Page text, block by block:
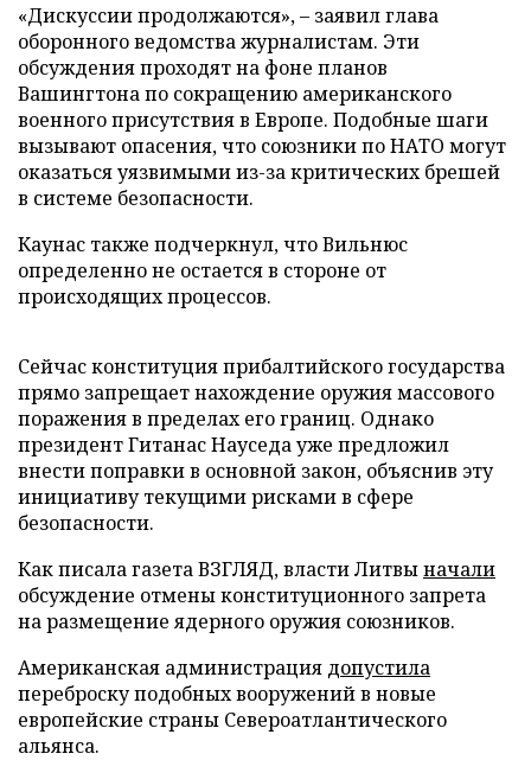
«Дискуссии продолжаются», – заявил глава
оборонного ведомства журналистам. Эти
обсуждения проходят на фоне планов
Вашингтона по сокращению американского
военного присутствия в Европе. Подобные шаги
вызывают опасения, что союзники по НАТО могут
оказаться уязвимыми из-за критических брешей
в системе безопасности.
Каунас также подчеркнул, что Вильнюс
определенно не остается в стороне от
происходящих процессов.
Сейчас конституция прибалтийского государства
прямо запрещает нахождение оружия массового
поражения в пределах его границ. Однако
президент Гитанас Науседа уже предложил
внести поправки в основной закон, объяснив эту
инициативу текущими рисками в сфере
безопасности.
Как писала газета ВЗГЛЯД, власти Литвыначали
обсуждение отмены конституционного запрета
на размещение ядерного оружия союзников.
Американская администрация допустила
переброску подобных вооружений в новые
европейские страны Североатлантического
альянса.